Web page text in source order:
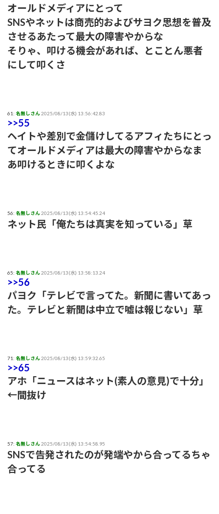
オールドメディアにとって
SNSやネットは商売的およびサヨク思想を普及
させるあたって最大の障害やからな
そりゃ、叩ける機会があれば、とことん悪者
にして叩くさ
61: 名無しさん2025/08/13(水) 13:56:42.83
>>55
ヘイトや差別で金儲けしてるアフィたちにとっ
てオールドメディアは最大の障害やからなま
あ叩けるときに叩くよな
56: 名無しさん2025/08/13(水) 13:54:45.24
ネット民「俺たちは真実を知っている」草
65: 名無しさん2025/08/13(水) 13:58:13.24
>>56
パヨク「テレビで言ってた。新聞に書いてあっ
た。テレビと新聞は中立で嘘は報じない」草
71: 名無しさん2025/08/13(水) 13:59:32.65
>>65
アホ「ニュースはネット(素人の意見)で十分」
←間抜け
57: 名無しさん2025/08/13(水) 13:54:58.95
SNSで告発されたのが発端やから合ってるちゃ
合ってる